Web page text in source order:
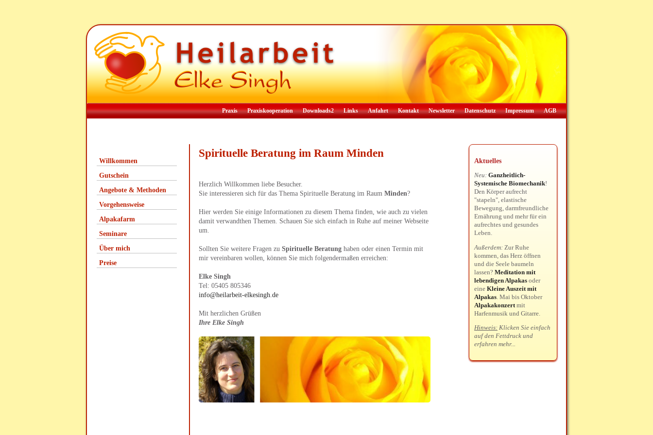
Praxis Praxiskooperation Downloads2 Links Anfahrt Kontakt Newsletter Datenschutz Impressum AGB
Willkommen
Gutschein
Angebote & Methoden
Vorgehensweise
Alpakafarm
Seminare
Über mich
Preise
Spirituelle Beratung im Raum Minden
Herzlich Willkommen liebe Besucher.
Sie interessieren sich für das Thema Spirituelle Beratung im Raum Minden?
Hier werden Sie einige Informationen zu diesem Thema finden, wie auch zu vielen
damit verwandthen Themen. Schauen Sie sich einfach in Ruhe auf meiner Webseite
um.
Sollten Sie weitere Fragen zu Spirituelle Beratung haben oder einen Termin mit
mir vereinbaren wollen, können Sie mich folgendermaßen erreichen:
Elke Singh
Tel: 05405 805346
info@heilarbeit-elkesingh.de
Mit herzlichen Grüßen
Ihre Elke Singh
Aktuelles
Neu: Ganzheitlich-
Systemische Biomechanik!
Den Körper aufrecht
"stapeln", elastische
Bewegung, darmfreundliche
Ernährung und mehr für ein
aufrechtes und gesundes
Leben.
Außerdem: Zur Ruhe
kommen, das Herz öffnen
und die Seele baumeln
lassen? Meditation mit
lebendigen Alpakas oder
eine Kleine Auszeit mit
Alpakas . Mai bis Oktober
Alpakakonzert mit
Harfenmusik und Gitarre.
Hinweis: Klicken Sie einfach
auf den Fettdruck und
erfahren mehr...